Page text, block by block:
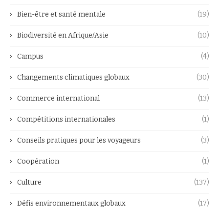
Bien-être et santé mentale (19)
Biodiversité en Afrique/Asie (10)
Campus (4)
Changements climatiques globaux (30)
Commerce international (13)
Compétitions internationales (1)
Conseils pratiques pour les voyageurs (3)
Coopération (1)
Culture (137)
Défis environnementaux globaux (17)